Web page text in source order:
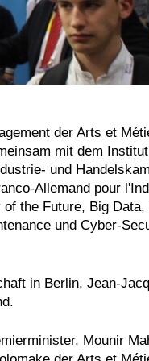
der Arts et
mit dem
und
Allemand pour
the Future, Big
und Cyber-
in Berlin, Jean-
Mounir